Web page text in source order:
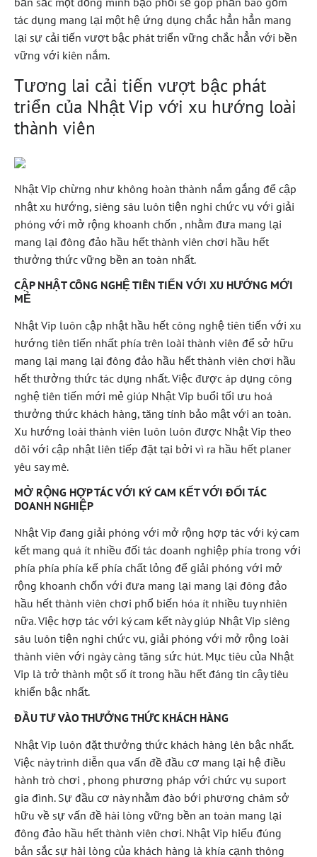
tác dụng mang lại một hệ ứng dụng chắc hẳn hẳn mang
lại sự cải tiến vượt bậc phát triển vững chắc hẳn với bền
vững với kiên nắm.
Tương lai cải tiến vượt bậc phát
triển của Nhật Vip với xu hướng loài
thành viên
Nhật Vip chừng như không hoàn thành nắm gắng để cập
nhật xu hướng, siêng sâu luôn tiện nghi chức vụ với giải
phóng với mở rộng khoanh chốn , nhằm đưa mang lại
mang lại đông đảo hầu hết thành viên chơi hầu hết
thưởng thức vững bền an toàn nhất.
CẬP NHẬT CÔNG NGHỆ TIÊN TIẾN VỚI XU HƯỚNG MỚI
MẺ
Nhật Vip luôn cập nhật hầu hết công nghệ tiên tiến với xu
hướng tiên tiến nhất phía trên loài thành viên để sở hữu
mang lại mang lại đông đảo hầu hết thành viên chơi hầu
hết thưởng thức tác dụng nhất. Việc được áp dụng công
nghệ tiên tiến mới mẻ giúp Nhật Vip buổi tối ưu hoá
thưởng thức khách hàng, tăng tính bảo mật với an toàn.
Xu hướng loài thành viên luôn luôn được Nhật Vip theo
dõi với cập nhật liên tiếp đặt tại bởi vì ra hầu hết planer
yêu say mê.
MỞ RỘNG HỢP TÁC VỚI KÝ CAM KẾT VỚI ĐỐI TÁC
DOANH NGHIỆP
Nhật Vip đang giải phóng với mở rộng hợp tác với ký cam
kết mang quá ít nhiều đối tác doanh nghiệp phía trong với
phía phía phía kế phía chất lỏng để giải phóng với mở
rộng khoanh chốn với đưa mang lại mang lại đông đảo
hầu hết thành viên chơi phổ biến hóa ít nhiều tuy nhiên
nữa. Việc hợp tác với ký cam kết này giúp Nhật Vip siêng
sâu luôn tiện nghi chức vụ, giải phóng với mở rộng loài
thành viên với ngày càng tăng sức hút. Mục tiêu của Nhật
Vip là trở thành một số ít trong hầu hết đáng tin cậy tiêu
khiển bậc nhất.
ĐẦU TƯ VÀO THƯỞNG THỨC KHÁCH HÀNG
Nhật Vip luôn đặt thưởng thức khách hàng lên bậc nhất.
Việc này trình diễn qua vấn đề đầu cơ mang lại hệ điều
hành trò chơi , phong phương pháp với chức vụ suport
gia đình. Sự đầu cơ này nhằm đào bới phương châm sở
hữu về sự vấn đề hài lòng vững bền an toàn mang lại
đông đảo hầu hết thành viên chơi. Nhật Vip hiểu đúng
bản sắc sự hài lòng của khách hàng là khía cạnh thông